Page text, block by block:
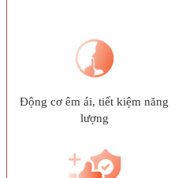
Động cơ êm ái, tiết kiệm năng
lượng